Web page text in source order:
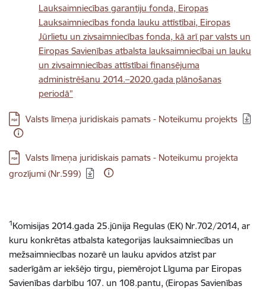
Lauksaimniecības garantiju fonda, Eiropas
Lauksaimniecības fonda lauku attīstībai, Eiropas
Jūrlietu un zivsaimniecības fonda, kā arī par valsts un
Eiropas Savienības atbalsta lauksaimniecībai un lauku
un zivsaimniecības attīstībai finansējuma
administrēšanu 2014.–2020.gada plānošanas
periodā”
Lejupielādēt:
Valsts līmeņa juridiskais pamats - Noteikumu projekts
Lejupielādēt:
Valsts līmeņa juridiskais pamats - Noteikumu projekta
grozījumi (Nr.599)
1Komisijas 2014.gada 25.jūnija Regulas (EK) Nr.702/2014, ar
kuru konkrētas atbalsta kategorijas lauksaimniecības un
mežsaimniecības nozarē un lauku apvidos atzīst par
saderīgām ar iekšējo tirgu, piemērojot Līguma par Eiropas
Savienības darbību 107. un 108.pantu, (Eiropas Savienības